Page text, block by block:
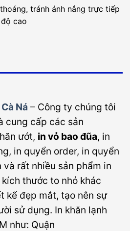
tránh ánh nắng trực tiếp
cao
Ná – Công ty chúng tôi
cung cấp các sản
ướt, in vỏ bao đũa, in
in quyển order, in quyển
và rất nhiều sản phẩm in
thước to nhỏ khác
kế đẹp mắt, tạo nên sự
sử dụng. In khăn lạnh
như: Quận